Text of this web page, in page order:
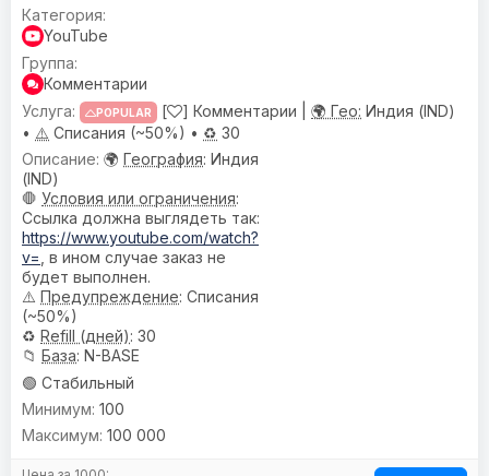
YouTube
Комментарии
POPULAR [ ] Комментарии | 🌍 Гео: Индия (IND)
• ⚠️ Списания (~50%) • ♻️ 30
🌍 География: Индия
(IND)
🛑 Условия или ограничения:
Ссылка должна выглядеть так:
https://www.youtube.com/watch?
v= , в ином случае заказ не
будет выполнен.
⚠️ Предупреждениe: Списания
(~50%)
♻️ Refill (дней): 30
📁 База: N-BASE
🟢 Стабильный
100
100 000